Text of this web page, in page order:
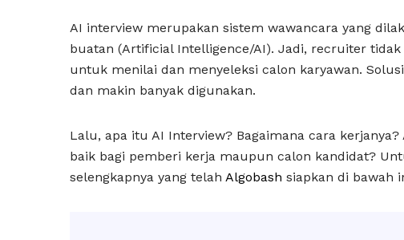
AI interview merupakan sistem wawancara yang
buatan (Artificial Intelligence/AI). Jadi, recruiter
untuk menilai dan menyeleksi calon karyawan.
dan makin banyak digunakan.
Lalu, apa itu AI Interview? Bagaimana cara
baik bagi pemberi kerja maupun calon kandidat?
selengkapnya yang telah Algobash siapkan di bawah